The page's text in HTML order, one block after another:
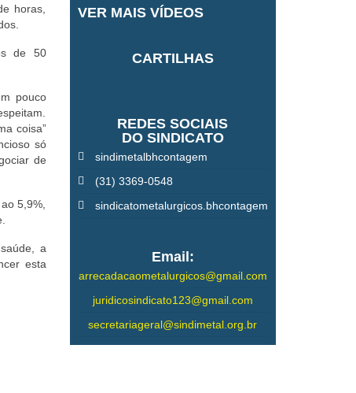
horas,
de 50
pouco
coisa”
só
de
5,9%,
a
esta
VER MAIS VÍDEOS
CARTILHAS
REDES SOCIAIS
DO SINDICATO
sindimetalbhcontagem
(31) 3369-0548
sindicatometalurgicos.bhcontagem
Email:
arrecadacaometalurgicos@gmail.com
juridicosindicato123@gmail.com
secretariageral@sindimetal.org.br